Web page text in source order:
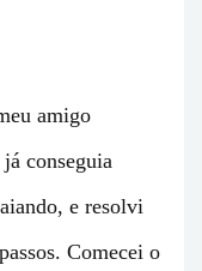
amigo
conseguia
e resolvi
Comecei o